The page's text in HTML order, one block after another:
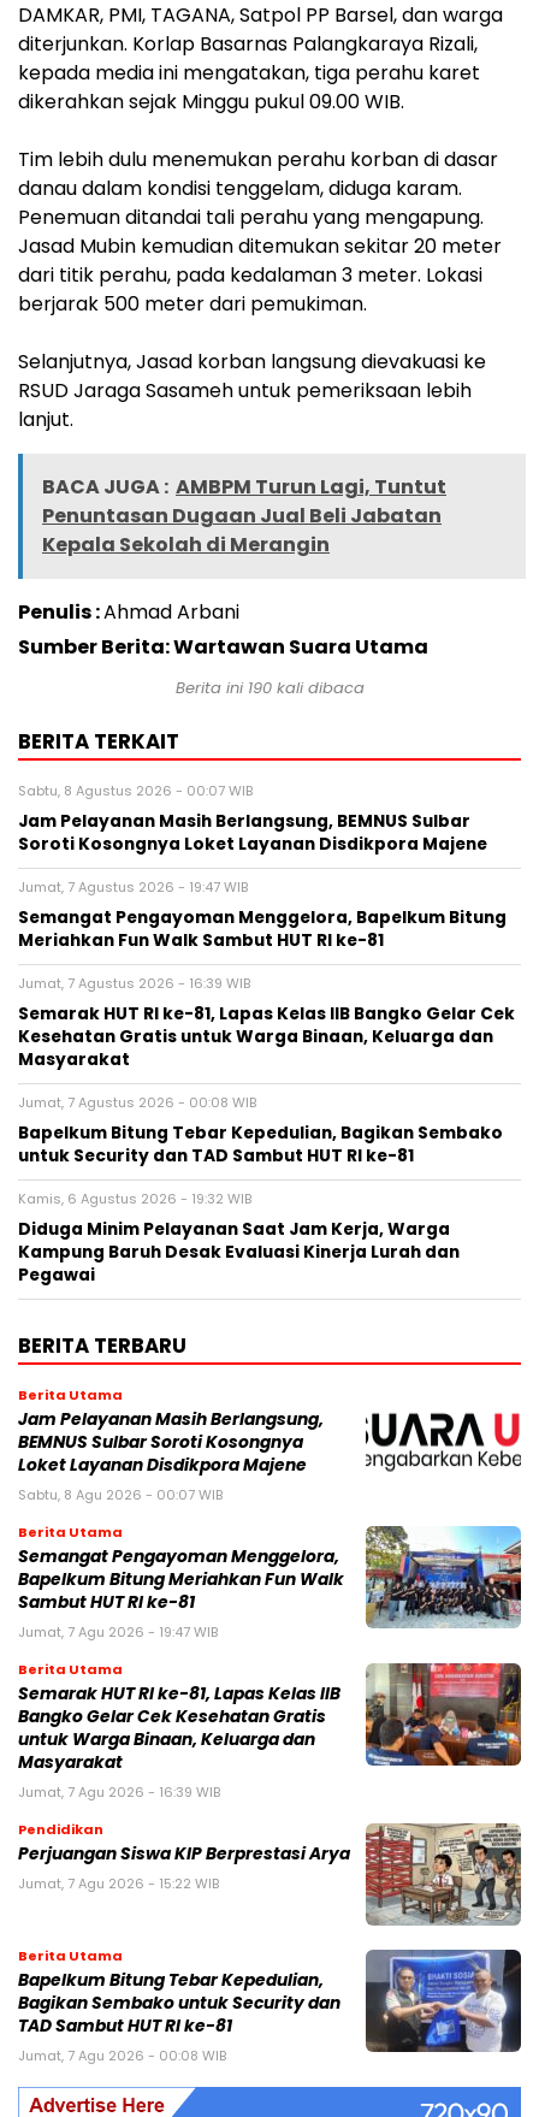
DAMKAR, PMI, TAGANA, Satpol PP Barsel, dan warga
diterjunkan. Korlap Basarnas Palangkaraya Rizali,
kepada media ini mengatakan, tiga perahu karet
dikerahkan sejak Minggu pukul 09.00 WIB.
Tim lebih dulu menemukan perahu korban di dasar
danau dalam kondisi tenggelam, diduga karam.
Penemuan ditandai tali perahu yang mengapung.
Jasad Mubin kemudian ditemukan sekitar 20 meter
dari titik perahu, pada kedalaman 3 meter. Lokasi
berjarak 500 meter dari pemukiman.
Selanjutnya, Jasad korban langsung dievakuasi ke
RSUD Jaraga Sasameh untuk pemeriksaan lebih
lanjut.
BACA JUGA : AMBPM Turun Lagi, Tuntut
Penuntasan Dugaan Jual Beli Jabatan
Kepala Sekolah di Merangin
Penulis :Ahmad Arbani
Sumber Berita: Wartawan Suara Utama
Berita ini 190kali dibaca
BERITA TERKAIT
Sabtu, 8 Agustus 2026 - 00:07 WIB
Jam Pelayanan Masih Berlangsung, BEMNUS Sulbar
Soroti Kosongnya Loket Layanan Disdikpora Majene
Jumat, 7 Agustus 2026 - 19:47 WIB
Semangat Pengayoman Menggelora, Bapelkum Bitung
Meriahkan Fun Walk Sambut HUT RI ke-81
Jumat, 7 Agustus 2026 - 16:39 WIB
Semarak HUT RI ke-81, Lapas Kelas IIB Bangko Gelar Cek
Kesehatan Gratis untuk Warga Binaan, Keluarga dan
Masyarakat
Jumat, 7 Agustus 2026 - 00:08 WIB
Bapelkum Bitung Tebar Kepedulian, Bagikan Sembako
untuk Security dan TAD Sambut HUT RI ke-81
Kamis, 6 Agustus 2026 - 19:32 WIB
Diduga Minim Pelayanan Saat Jam Kerja, Warga
Kampung Baruh Desak Evaluasi Kinerja Lurah dan
Pegawai
BERITA TERBARU
Berita Utama
Jam Pelayanan Masih Berlangsung,
BEMNUS Sulbar Soroti Kosongnya
Loket Layanan Disdikpora Majene
Sabtu, 8 Agu 2026 - 00:07 WIB
Berita Utama
Semangat Pengayoman Menggelora,
Bapelkum Bitung Meriahkan Fun Walk
Sambut HUT RI ke-81
Jumat, 7 Agu 2026 - 19:47 WIB
Berita Utama
Semarak HUT RI ke-81, Lapas Kelas IIB
Bangko Gelar Cek Kesehatan Gratis
untuk Warga Binaan, Keluarga dan
Masyarakat
Jumat, 7 Agu 2026 - 16:39 WIB
Pendidikan
Perjuangan Siswa KIP Berprestasi Arya
Jumat, 7 Agu 2026 - 15:22 WIB
Berita Utama
Bapelkum Bitung Tebar Kepedulian,
Bagikan Sembako untuk Security dan
TAD Sambut HUT RI ke-81
Jumat, 7 Agu 2026 - 00:08 WIB